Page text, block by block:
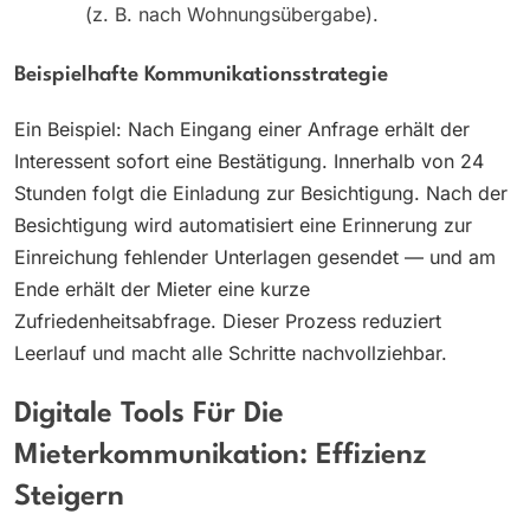
(z. B. nach Wohnungsübergabe).
Beispielhafte Kommunikationsstrategie
Ein Beispiel: Nach Eingang einer Anfrage erhält der
Interessent sofort eine Bestätigung. Innerhalb von 24
Stunden folgt die Einladung zur Besichtigung. Nach der
Besichtigung wird automatisiert eine Erinnerung zur
Einreichung fehlender Unterlagen gesendet — und am
Ende erhält der Mieter eine kurze
Zufriedenheitsabfrage. Dieser Prozess reduziert
Leerlauf und macht alle Schritte nachvollziehbar.
Digitale Tools Für Die
Mieterkommunikation: Effizienz
Steigern